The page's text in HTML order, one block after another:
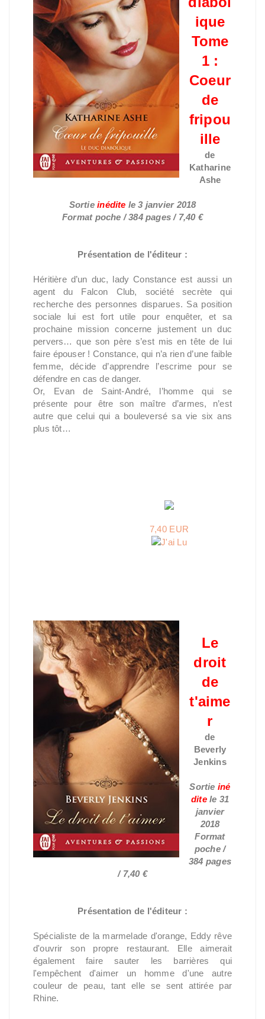
ique
Tome
1 :
Coeur
de
fripou
ille
de
Katharine
Ashe
Sortieinédite le3 janvier 2018
Format poche / 384 pages / 7,40 €
Présentation de l'éditeur :
Héritière d’un duc, lady Constance est aussi un
agent du Falcon Club, société secrète qui
recherche des personnes disparues. Sa position
sociale lui est fort utile pour enquêter, et sa
prochaine mission concerne justement un duc
pervers… que son père s’est mis en tête de lui
faire épouser ! Constance, qui n’a rien d’une faible
femme, décide d’apprendre l’escrime pour se
défendre en cas de danger.
Or, Evan de Saint-André, l’homme qui se
présente pour être son maître d’armes, n’est
autre que celui qui a bouleversé sa vie six ans
plus tôt…
7,40 EUR
Le
droit
de
t'aime
r
de
Beverly
Jenkins
Sortie iné
dite le 31
janvier
2018
Format
poche /
384 pages
/ 7,40 €
Présentation de l'éditeur :
Spécialiste de la marmelade d'orange, Eddy rêve
d'ouvrir son propre restaurant. Elle aimerait
également faire sauter les barrières qui
l'empêchent d'aimer un homme d'une autre
couleur de peau, tant elle se sent attirée par
Rhine.